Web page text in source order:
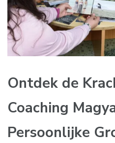
Ontdek de
Coaching
Persoonlijke